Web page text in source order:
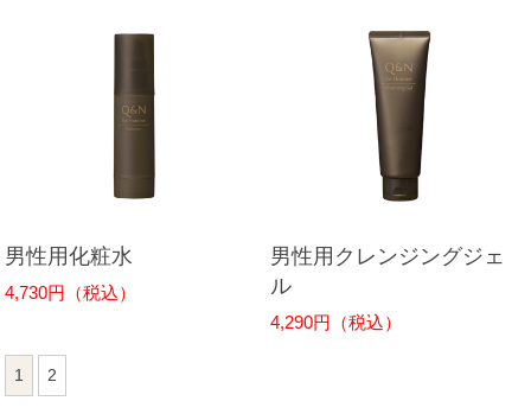
男性用化粧水
4,730円（税込）
男性用クレンジングジェ
ル
4,290円（税込）
1 2